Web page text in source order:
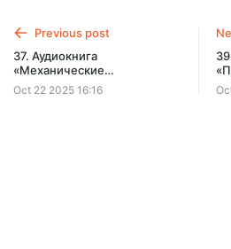
Previous post
37. Аудиокнига
«Механические
гладиаторы-2»
Oct 22 2025 16:16